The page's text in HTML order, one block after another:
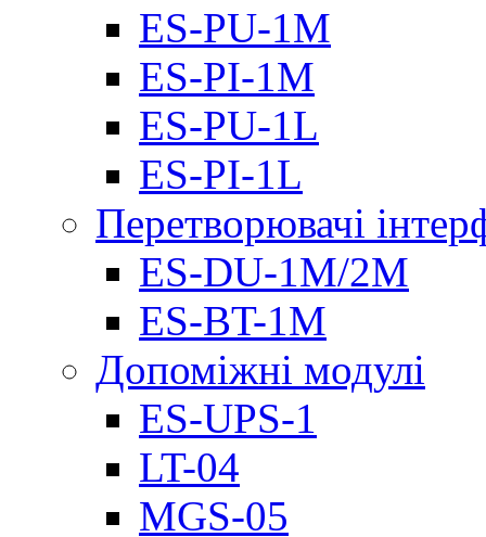
ES-PU-1M
ES-PI-1M
ES-PU-1L
ES-PI-1L
Перетворювачі
ES-DU-1M/2M
ES-BT-1M
Допоміжні модулі
ES-UPS-1
LT-04
МGS-05